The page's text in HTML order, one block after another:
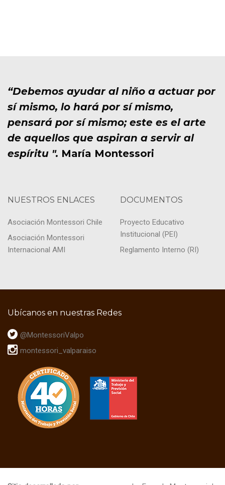
“Debemos ayudar al niño a actuar por
sí mismo, lo hará por sí mismo,
pensará por sí mismo; este es el arte
de aquellos que aspiran a servir al
espíritu ". María Montessori
NUESTROS ENLACES
Asociación Montessori Chile
Asociación Montessori
Internacional AMI
DOCUMENTOS
Proyecto Educativo
Institucional (PEI)
Reglamento Interno (RI)
Ubícanos en nuestras Redes
@MontessoriValpo
montessori_valparaiso